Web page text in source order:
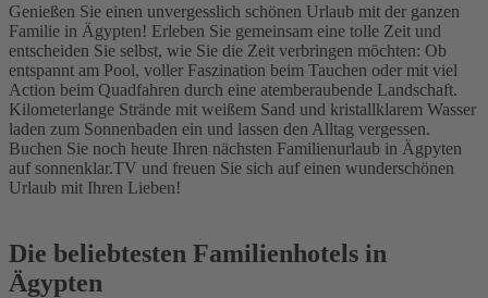
Genießen Sie einen unvergesslich schönen Urlaub mit der ganzen
Familie in Ägypten! Erleben Sie gemeinsam eine tolle Zeit und
entscheiden Sie selbst, wie Sie die Zeit verbringen möchten: Ob
entspannt am Pool, voller Faszination beim Tauchen oder mit viel
Action beim Quadfahren durch eine atemberaubende Landschaft.
Kilometerlange Strände mit weißem Sand und kristallklarem Wasser
laden zum Sonnenbaden ein und lassen den Alltag vergessen.
Buchen Sie noch heute Ihren nächsten Familienurlaub in Ägpyten
auf sonnenklar.TV und freuen Sie sich auf einen wunderschönen
Urlaub mit Ihren Lieben!
Die beliebtesten Familienhotels in
Ägypten